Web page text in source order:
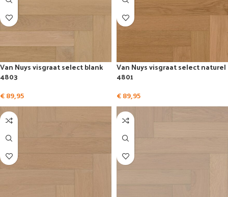
Van Nuys visgraat select blank
4803
€89,95
Van Nuys visgraat select naturel
4801
€89,95